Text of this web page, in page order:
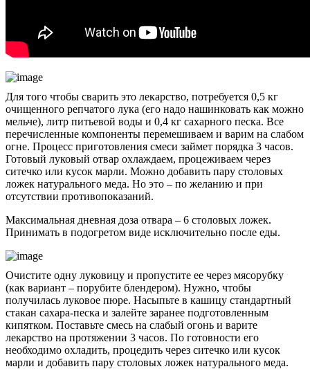
Для того чтобы сварить это лекарство, потребуется 0,5 кг
очищенного репчатого лука (его надо нашинковать как можно
мельче), литр питьевой воды и 0,4 кг сахарного песка. Все
перечисленные компоненты перемешиваем и варим на слабом
огне. Процесс приготовления смеси займет порядка 3 часов.
Готовый луковый отвар охлаждаем, процеживаем через
ситечко или кусок марли. Можно добавить пару столовых
ложек натурального меда. Но это – по желанию и при
отсутствии противопоказаний.
Максимальная дневная доза отвара – 6 столовых ложек.
Принимать в подогретом виде исключительно после еды.
Очистите одну луковицу и пропустите ее через мясорубку
(как вариант – порубите блендером). Нужно, чтобы
получилась луковое пюре. Насыпьте в кашицу стандартный
стакан сахара-песка и залейте заранее подготовленным
кипятком. Поставьте смесь на слабый огонь и варите
лекарство на протяжении 3 часов. По готовности его
необходимо охладить, процедить через ситечко или кусок
марли и добавить пару столовых ложек натурального меда.